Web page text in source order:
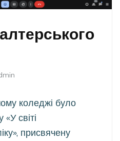
коледжі було
світі
присвячену